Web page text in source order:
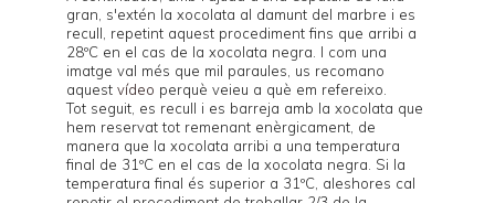
gran, s'extén la xocolata al damunt del marbre i es
recull, repetint aquest procediment fins que arribi a
28ºC en el cas de la xocolata negra. I com una
imatge val més que mil paraules, us recomano
aquest vídeo perquè veieu a què em refereixo.
Tot seguit, es recull i es barreja amb la xocolata que
hem reservat tot remenant enèrgicament, de
manera que la xocolata arribi a una temperatura
final de 31ºC en el cas de la xocolata negra. Si la
temperatura final és superior a 31ºC, aleshores cal